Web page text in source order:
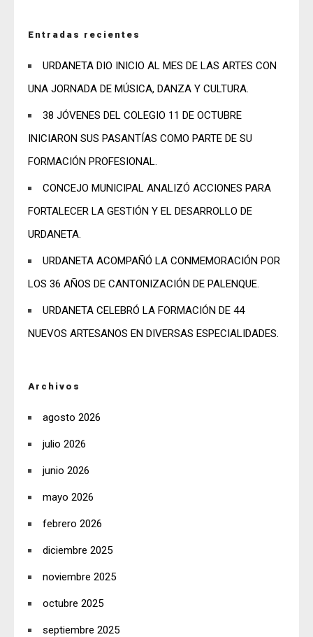
Entradas recientes
URDANETA DIO INICIO AL MES DE LAS ARTES CON
UNA JORNADA DE MÚSICA, DANZA Y CULTURA.
38 JÓVENES DEL COLEGIO 11 DE OCTUBRE
INICIARON SUS PASANTÍAS COMO PARTE DE SU
FORMACIÓN PROFESIONAL.
CONCEJO MUNICIPAL ANALIZÓ ACCIONES PARA
FORTALECER LA GESTIÓN Y EL DESARROLLO DE
URDANETA.
URDANETA ACOMPAÑÓ LA CONMEMORACIÓN POR
LOS 36 AÑOS DE CANTONIZACIÓN DE PALENQUE.
URDANETA CELEBRÓ LA FORMACIÓN DE 44
NUEVOS ARTESANOS EN DIVERSAS ESPECIALIDADES.
Archivos
agosto 2026
julio 2026
junio 2026
mayo 2026
febrero 2026
diciembre 2025
noviembre 2025
octubre 2025
septiembre 2025